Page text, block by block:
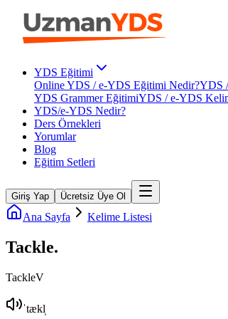
YDS Eğitimi
Online YDS / e-YDS Eğitimi Nedir?YDS
YDS Grammer EğitimiYDS / e-YDS
YDS/e-YDS Nedir?
Ders Örnekleri
Yorumlar
Blog
Eğitim Setleri
Giriş Yap Ücretsiz Üye Ol
Ana Sayfa Kelime Listesi
Tackle.
TackleV
ˈtækl̩